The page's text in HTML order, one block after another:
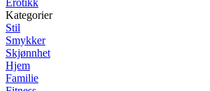
Erotikk
Kategorier
Stil
Smykker
Skjønnhet
Hjem
Familie